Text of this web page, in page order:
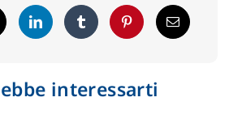
interessarti